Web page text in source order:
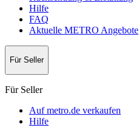
Hilfe
FAQ
Aktuelle METRO Angebote
Für Seller
Für Seller
Auf metro.de verkaufen
Hilfe